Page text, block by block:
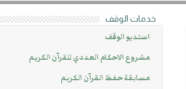
خدمات الوقف
استديو الوقف
مشروع الاحكام العددي للقرآن الكريم
مسابقة حفظ القرآن الكريم